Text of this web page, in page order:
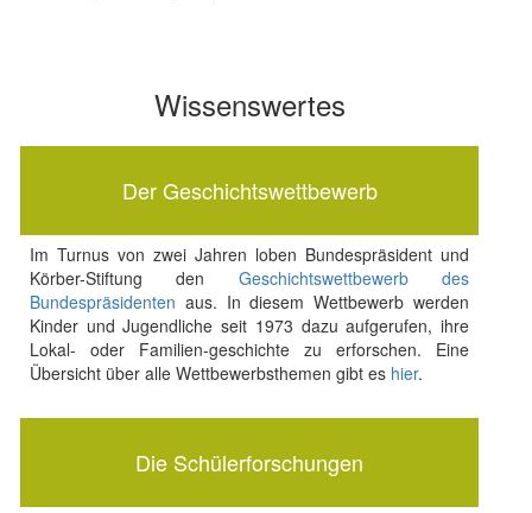
Wissenswertes
Der Geschichtswettbewerb
Im Turnus von zwei Jahren loben Bundespräsident und
Körber-Stiftung den Geschichtswettbewerb des
Bundespräsidenten aus. In diesem Wettbewerb werden
Kinder und Jugendliche seit 1973 dazu aufgerufen, ihre
Lokal- oder Familien-geschichte zu erforschen. Eine
Übersicht über alle Wettbewerbsthemen gibt es hier.
Die Schülerforschungen